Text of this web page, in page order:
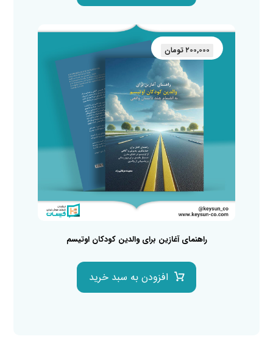
راهنمای آغازین برای والدین کودکان اوتیسم
۲۰۰,۰۰۰ تومان
افزودن به سبد خرید